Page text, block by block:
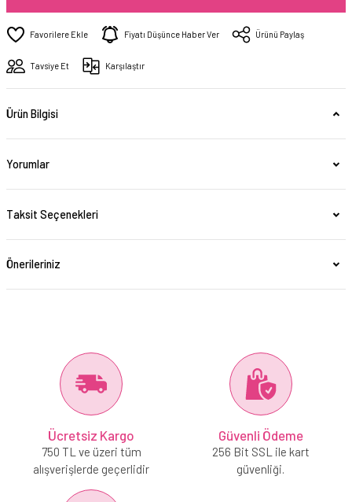
Fiyatı Düşünce Haber Ver Ürünü Paylaş
Tavsiye Et Karşılaştır
Ürün Bilgisi
Yorumlar
Taksit Seçenekleri
Önerileriniz
Ücretsiz Kargo
750 TL ve üzeri tüm
alışverişlerde geçerlidir
Güvenli Ödeme
256 Bit SSL ile kart
güvenliği.